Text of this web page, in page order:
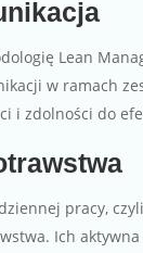
Lean
w ramach
i zdolności do
pracy,
Ich